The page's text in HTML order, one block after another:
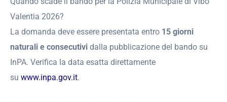
Valentia 2026?
La domanda deve essere presentata entro 15 giorni
naturali e consecutivi dalla pubblicazione del bando su
InPA. Verifica la data esatta direttamente
su www.inpa.gov.it.